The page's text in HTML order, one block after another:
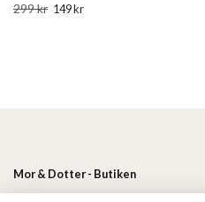
299 kr 149 kr
Mor & Dotter - Butiken